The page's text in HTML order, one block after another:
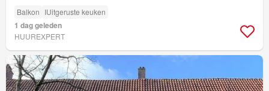
Balkon IUitgeruste keuken
1 dag geleden
HUUREXPERT